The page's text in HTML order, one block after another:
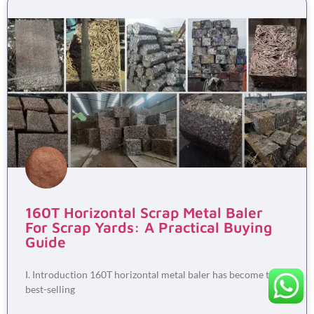
160T Horizontal Scrap Metal Baler
For Scrap Yards: A Practical Buying
Guide
I. Introduction 160T horizontal metal baler has become the
best-selling